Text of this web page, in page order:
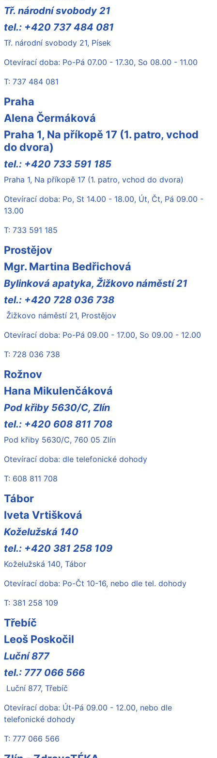
Tř. národní svobody 21
tel.: +420 737 484 081
Tř. národní svobody 21, Písek
Otevírací doba: Po-Pá 07.00 - 17.30, So 08.00 - 11.00
T: 737 484 081
Praha
Alena Čermáková
Praha 1, Na příkopě 17 (1. patro, vchod
do dvora)
tel.: +420 733 591 185
Praha 1, Na příkopě 17 (1. patro, vchod do dvora)
Otevírací doba: Po, St 14.00 - 18.00, Út, Čt, Pá 09.00 -
13.00
T: 733 591 185
Prostějov
Mgr. Martina Bedřichová
Bylinková apatyka, Žižkovo náměstí 21
tel.: +420 728 036 738
Žižkovo náměstí 21, Prostějov
Otevírací doba: Po-Pá 09.00 - 17.00, So 09.00 - 12.00
T: 728 036 738
Rožnov
Hana Mikulenčáková
Pod křiby 5630/C, Zlín
tel.: +420 608 811 708
Pod křiby 5630/C, 760 05 Zlín
Otevírací doba: dle telefonické dohody
T: 608 811 708
Tábor
Iveta Vrtišková
Koželužská 140
tel.: +420 381 258 109
Koželužská 140, Tábor
Otevírací doba: Po-Čt 10-16, nebo dle tel. dohody
T: 381 258 109
Třebíč
Leoš Poskočil
Luční 877
tel.: 777 066 566
Luční 877, Třebíč
Otevírací doba: Út-Pá 09.00 - 12.00, nebo dle
telefonické dohody
T: 777 066 566